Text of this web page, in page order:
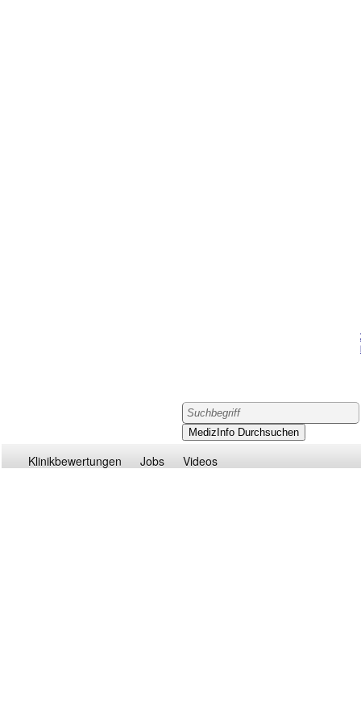
Klinikbewertungen Jobs Videos